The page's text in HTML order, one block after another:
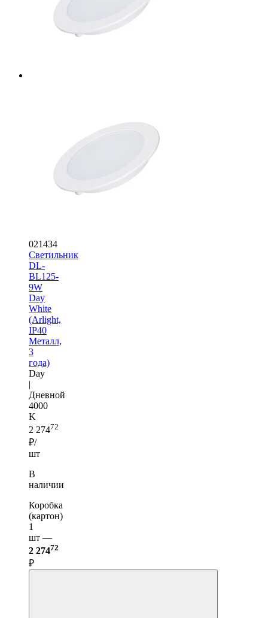
021434
Светильник
DL-
BL125-
9W
Day
White
(Arlight,
IP40
Металл,
3
года)
Day
|
Дневной
4000
K
2 27472
₽/
шт
В
наличии
Коробка
(картон)
1
шт —
2 27472
₽